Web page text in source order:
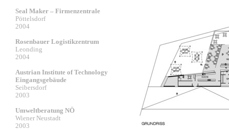
Seal Maker – Firmenzentrale
Pöttelsdorf
2004
Rosenbauer Logistikzentrum
Leonding
2004
Austrian Institute of Technology
Eingangsgebäude
Seibersdorf
2003
Umweltberatung NÖ
Wiener Neustadt
2003